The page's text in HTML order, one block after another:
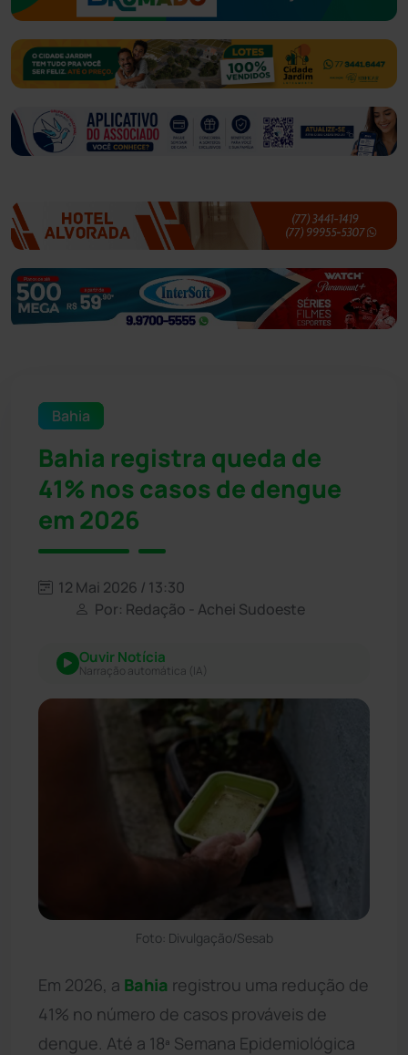
Bahia
Bahia registra queda de
41% nos casos de dengue
em 2026
12 Mai 2026 / 13:30
Por: Redação - Achei Sudoeste
Ouvir Notícia
Narração automática (IA)
Foto: Divulgação/Sesab
Em 2026, a Bahia registrou uma redução de
41% no número de casos prováveis de
dengue. Até a 18ª Semana Epidemiológica